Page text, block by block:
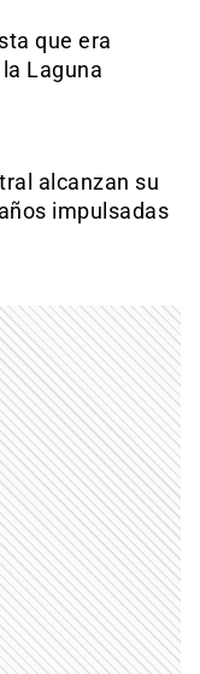
que era
Laguna
alcanzan su
impulsadas